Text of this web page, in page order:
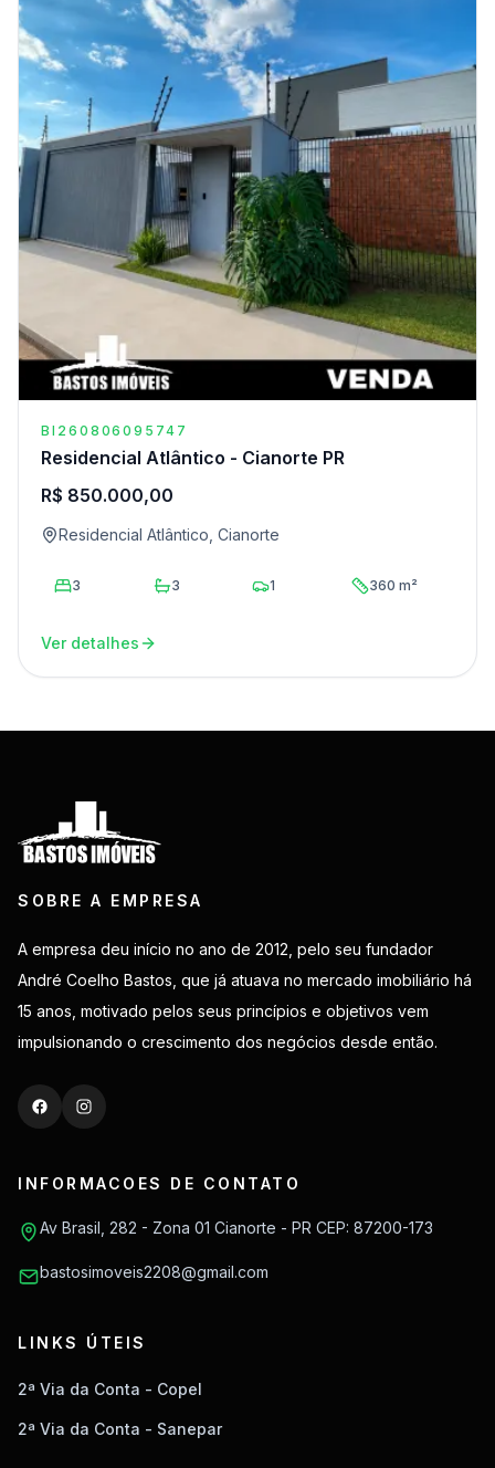
BI260806095747
Residencial Atlântico - Cianorte PR
R$ 850.000,00
Residencial Atlântico, Cianorte
3 3 1 360 m²
Ver detalhes
SOBRE A EMPRESA
A empresa deu início no ano de 2012, pelo seu fundador
André Coelho Bastos, que já atuava no mercado imobiliário há
15 anos, motivado pelos seus princípios e objetivos vem
impulsionando o crescimento dos negócios desde então.
INFORMACOES DE CONTATO
Av Brasil, 282 - Zona 01 Cianorte - PR CEP: 87200-173
bastosimoveis2208@gmail.com
LINKS ÚTEIS
2ª Via da Conta - Copel
2ª Via da Conta - Sanepar